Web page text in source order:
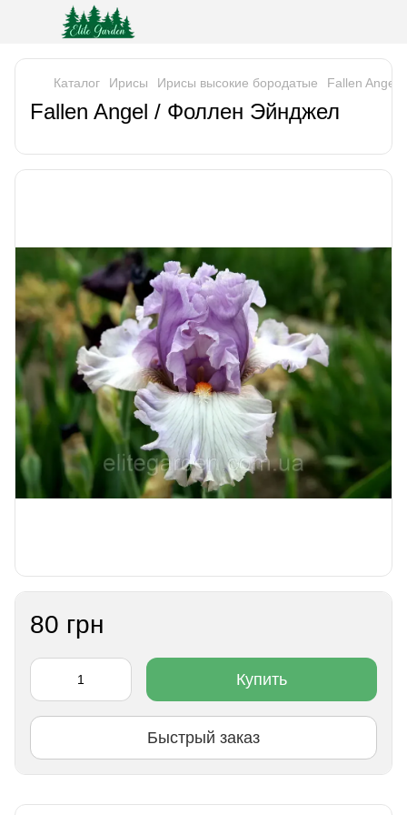
Каталог Ирисы Ирисы высокие бородатые Fallen Angel
Fallen Angel / Фоллен Эйнджел
80 грн
Купить
Быстрый заказ